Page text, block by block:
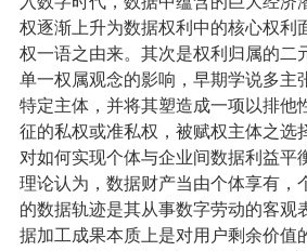
权逐渐上升为数据权利中的核心权利
权一语之由来。其次是权利归属的二
单一权属观念的影响，早期学说多主
特定主体，并将其塑造成一项以排他
征的私权或准私权，被赋权主体之选
对如何实现个体与企业间数据利益平
理论认为，数据财产当由个体享有，
的数据轨迹是其从事数字劳动的客观
据加工成果本质上是对用户剩余价值